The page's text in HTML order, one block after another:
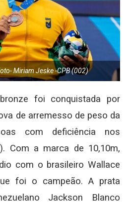
Miriam Jeske -CPB (002)
foi conquistada por
de arremesso de peso da
com deficiência nos
Com a marca de 10,10m,
com o brasileiro Wallace
foi o campeão. A prata
Jackson Blanco